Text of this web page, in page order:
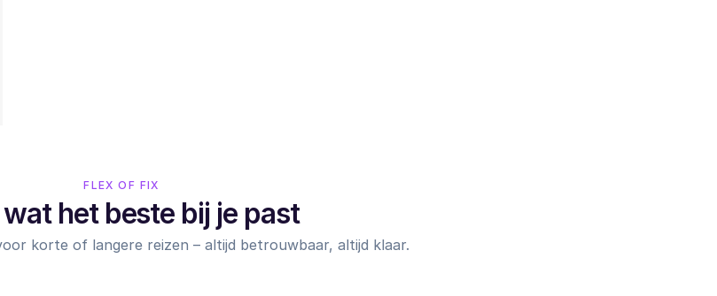
FLEX OF FIX
het beste bij je past
korte of langere reizen – altijd betrouwbaar, altijd klaar.